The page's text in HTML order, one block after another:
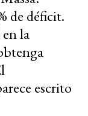
de déficit.
la
escrito